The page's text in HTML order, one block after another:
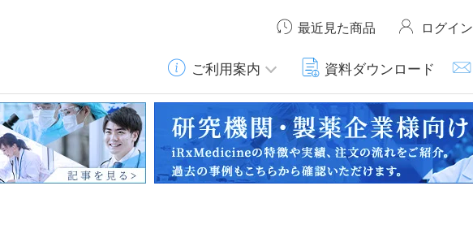
最近見た商品 ログイン
ご利用案内 資料ダウンロード